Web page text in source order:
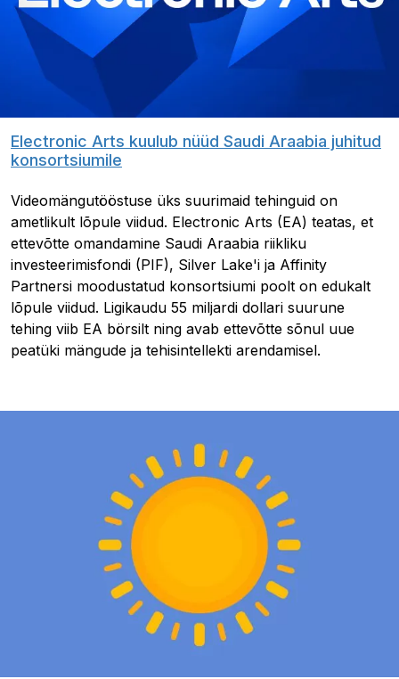
Electronic Arts kuulub nüüd Saudi Araabia juhitud
konsortsiumile
Videomängutööstuse üks suurimaid tehinguid on
ametlikult lõpule viidud. Electronic Arts (EA) teatas, et
ettevõtte omandamine Saudi Araabia riikliku
investeerimisfondi (PIF), Silver Lake'i ja Affinity
Partnersi moodustatud konsortsiumi poolt on edukalt
lõpule viidud. Ligikaudu 55 miljardi dollari suurune
tehing viib EA börsilt ning avab ettevõtte sõnul uue
peatüki mängude ja tehisintellekti arendamisel.